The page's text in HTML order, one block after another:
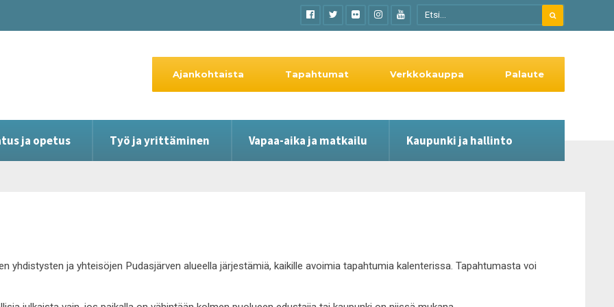
ja opetus Työ ja yrittäminen Vapaa-aika ja matkailu Kaupunki ja hallinto
Ajankohtaista Tapahtumat Verkkokauppa Palaute
yhdistysten ja yhteisöjen Pudasjärven alueella järjestämiä, kaikille avoimia tapahtumia kalenterissa. Tapahtumasta voi